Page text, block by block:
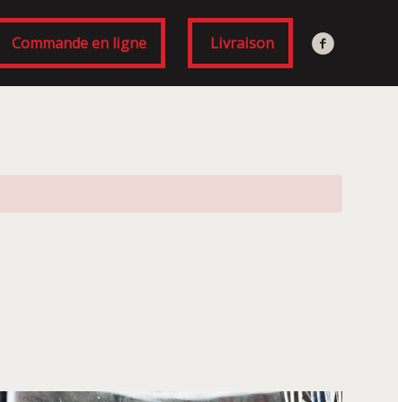
Commande en ligne Livraison